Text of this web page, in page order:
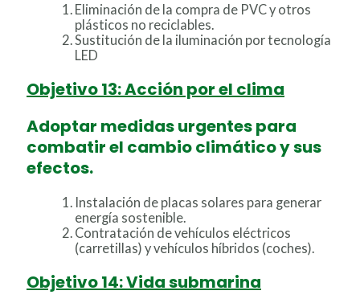
Eliminación de la compra de PVC y otros
plásticos no reciclables.
Sustitución de la iluminación por tecnología
LED
Objetivo 13: Acción por el clima
Adoptar medidas urgentes para
combatir el cambio climático y sus
efectos.
Instalación de placas solares para generar
energía sostenible.
Contratación de vehículos eléctricos
(carretillas) y vehículos híbridos (coches).
Objetivo 14: Vida submarina